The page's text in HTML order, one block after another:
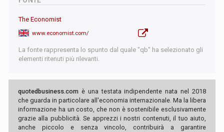
The Economist
www.economist.com/
La fonte rappresenta lo spunto dal quale "qb" ha selezionato gli
elementi ritenuti più rilevanti.
quotedbusiness.com è una testata indipendente nata nel 2018
che guarda in particolare all'economia internazionale. Ma la libera
informazione ha un costo, che non è sostenibile esclusivamente
grazie alla pubblicità. Se apprezzi i nostri contenuti, il tuo aiuto,
anche piccolo e senza vincolo, contribuirà a garantire